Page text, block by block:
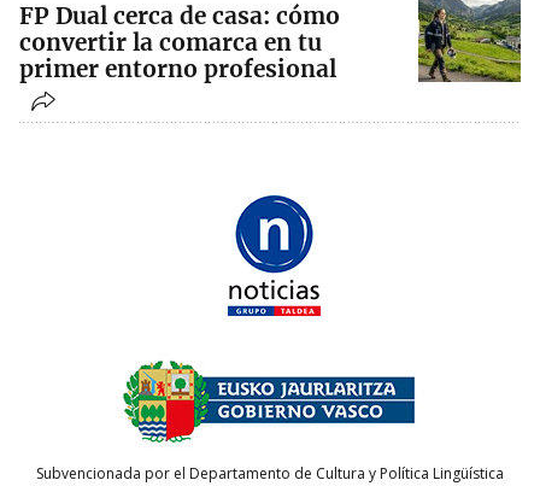
FP Dual cerca de casa: cómo
convertir la comarca en tu
primer entorno profesional
Subvencionada por el Departamento de Cultura y Política Lingüística